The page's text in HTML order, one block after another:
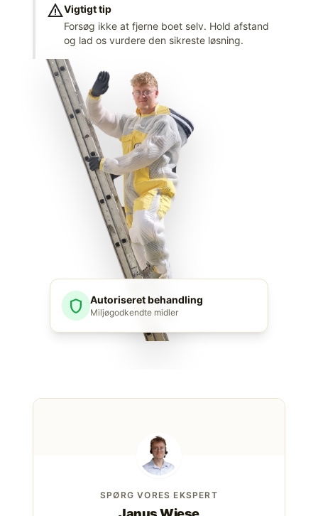
warningVigtigt tip
Forsøg ikke at fjerne boet selv. Hold afstand
og lad os vurdere den sikreste løsning.
shield Autoriseret behandling
Miljøgodkendte midler
SPØRG VORES EKSPERT